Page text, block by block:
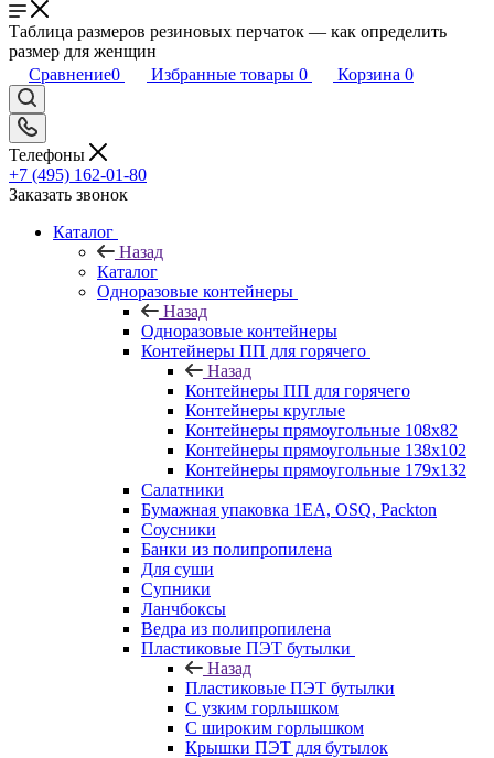
Таблица размеров резиновых перчаток — как определить
размер для женщин
Сравнение0 Избранные товары 0 Корзина 0
Телефоны
+7 (495) 162-01-80
Заказать звонок
Каталог
Назад
Каталог
Одноразовые контейнеры
Назад
Одноразовые контейнеры
Контейнеры ПП для горячего
Назад
Контейнеры ПП для горячего
Контейнеры круглые
Контейнеры прямоугольные 108х82
Контейнеры прямоугольные 138х102
Контейнеры прямоугольные 179х132
Салатники
Бумажная упаковка 1ЕА, OSQ, Packton
Соусники
Банки из полипропилена
Для суши
Супники
Ланчбоксы
Ведра из полипропилена
Пластиковые ПЭТ бутылки
Назад
Пластиковые ПЭТ бутылки
С узким горлышком
С широким горлышком
Крышки ПЭТ для бутылок